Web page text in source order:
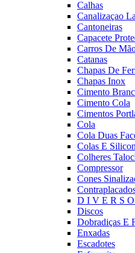
Calhas
Canalizaçao
Cantoneiras
Capacete
Carros De
Catanas
Chapas De
Chapas Inox
Cimento
Cimento Cola
Cimentos
Cola
Cola Duas
Colas E
Colheres
Compressor
Cones
D I V E R S O
Discos
Dobradiças E
Enxadas
Escadotes